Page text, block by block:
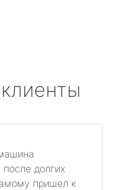
долгих
пришел к